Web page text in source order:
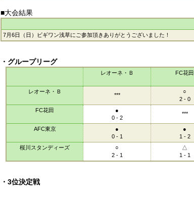
■大会結果
7月6日（日）ビギワン浅草にご参加頂きありがとうございました！
・グループリーグ
レオーネ・Ｂ FC花田
レオーネ・Ｂ
***
○
2 - 0
FC花田
●
0 - 2
***
AFC東京
●
0 - 1
●
1 - 2
桜川スタンディーズ
○
2 - 1
△
1 - 1
・3位決定戦